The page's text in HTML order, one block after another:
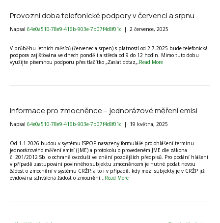
Provozní doba telefonické podpory v červenci a srpnu
Napsal 64e0a510-78e9-416b-903e-7b07f4c8f01c | 2 července, 2025
V průběhu letních měsíců (červenec a srpen) s platností od 2.7.2025 bude telefonická
podpora zajišťována ve dnech pondělí a středa od 9 do 12 hodin. Mimo tuto dobu
využijte písemnou podporu přes tlačítko „Zaslat dotaz„.Read More
Informace pro zmocněnce – jednorázové měření emisí
Napsal 64e0a510-78e9-416b-903e-7b07f4c8f01c | 19 května, 2025
Od 1.1.2026 budou v systému ISPOP nasazeny formuláře pro ohlášení termínu
jednorázového měření emisí (JME) a protokolu o provedeném JME dle zákona
č. 201/2012 Sb. o ochraně ovzduší ve znění pozdějších předpisů. Pro podání hlášení
v případě zastupování povinného subjektu zmocněncem je nutné podat novou
žádost o zmocnění v systému CRŽP, a to i v případě, kdy mezi subjekty je v CRŽP již
evidována schválená žádost o zmocnění…Read More